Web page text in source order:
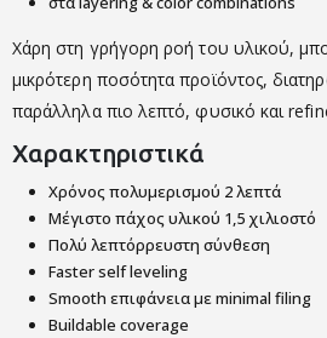
Χάρη στη γρήγορη ροή του υλικού,
μικρότερη ποσότητα προϊόντος,
παράλληλα πιο λεπτό, φυσικό και
Χαρακτηριστικά
Χρόνος πολυμερισμού 2 λεπτά
Μέγιστο πάχος υλικού 1,5 χιλιοστό
Πολύ λεπτόρρευστη σύνθεση
Faster self leveling
Smooth επιφάνεια με minimal filing
Buildable coverage